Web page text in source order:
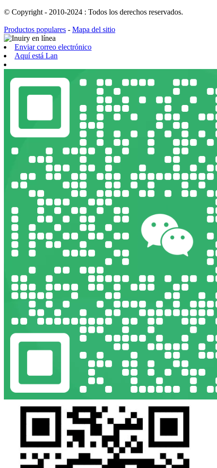
© Copyright - 2010-2024 : Todos los derechos reservados.
Productos populares - Mapa del sitio
Enviar correo electrónico
Aquí está Lan